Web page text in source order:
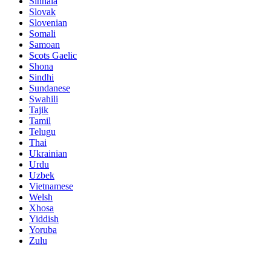
Slovak
Slovenian
Somali
Samoan
Scots Gaelic
Shona
Sindhi
Sundanese
Swahili
Tajik
Tamil
Telugu
Thai
Ukrainian
Urdu
Uzbek
Vietnamese
Welsh
Xhosa
Yiddish
Yoruba
Zulu